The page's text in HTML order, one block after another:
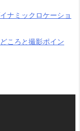
ナミックロケーショ
ころと撮影ポイン